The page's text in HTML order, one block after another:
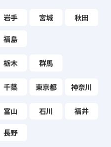
岩手 宮城 秋田
福島
栃木 群馬
千葉 東京都 神奈川
富山 石川 福井
長野